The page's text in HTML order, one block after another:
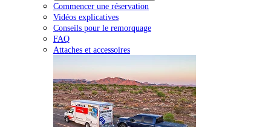
Commencer une réservation
Vidéos explicatives
Conseils pour le remorquage
FAQ
Attaches et accessoires